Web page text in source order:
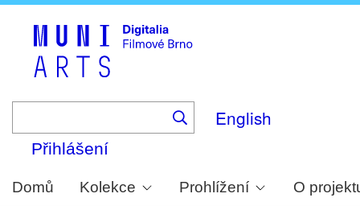
English
Přihlášení
Domů Kolekce Prohlížení O